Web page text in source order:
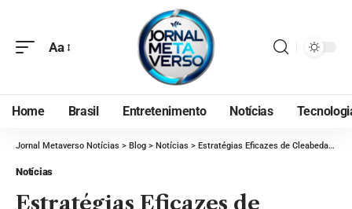
Aa
Home Brasil Entretenimento Notícias
Jornal Metaverso Notícias > Blog > Notícias > Estratégias Eficazes de Cleabedais Mantovani para Vender uma Casa Rapidamente
Notícias
Estratégias Eficazes de